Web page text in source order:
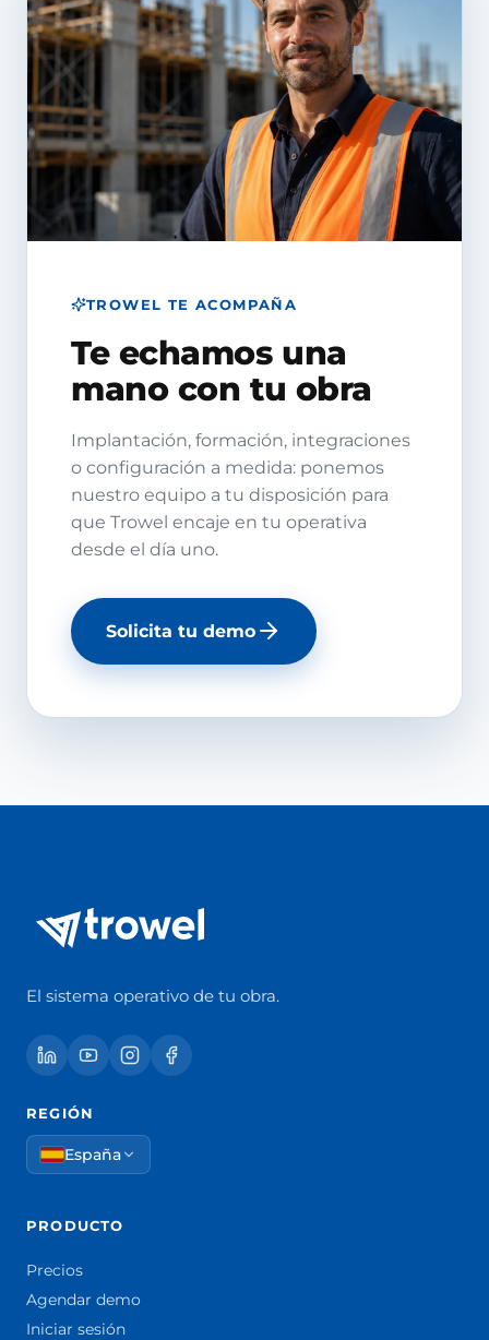
TROWEL TE ACOMPAÑA
Te echamos una
mano con tu obra
Implantación, formación, integraciones
o configuración a medida: ponemos
nuestro equipo a tu disposición para
que Trowel encaje en tu operativa
desde el día uno.
Solicita tu demo
El sistema operativo de tu obra.
REGIÓN
España
PRODUCTO
Precios
Agendar demo
Iniciar sesión